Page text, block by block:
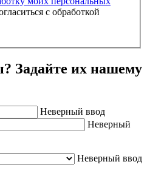
с обработкой
Задайте их нашему
Неверный ввод
Неверный
Неверный ввод